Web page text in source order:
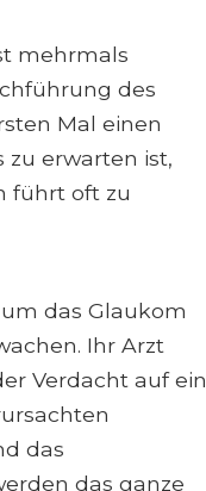
mehrmals
des
Mal einen
zu erwarten ist,
führt oft zu
das Glaukom
Ihr Arzt
Verdacht auf ein
das
das ganze